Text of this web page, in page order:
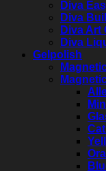
Diva
Diva
Diva Art
Diva
Gelpolish